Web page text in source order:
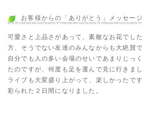
お客様からの「ありがとう」メッセージ
可愛さと上品さがあって、素敵なお花でし
方、そうでない友達のみんなからも大絶賛で
自分でも人の多い会場のせいであまりじっ
たのですが、何度も足を運んで見に行きまし
ライブも大変盛り上がって、楽しかったで
彩られた２日間になりました。